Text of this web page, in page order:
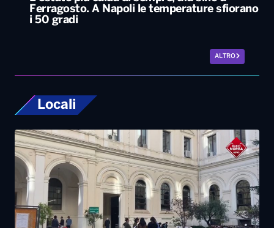
Locali
Università, dal ministero circa 400 milioni di
euro per gli atenei pugliesi